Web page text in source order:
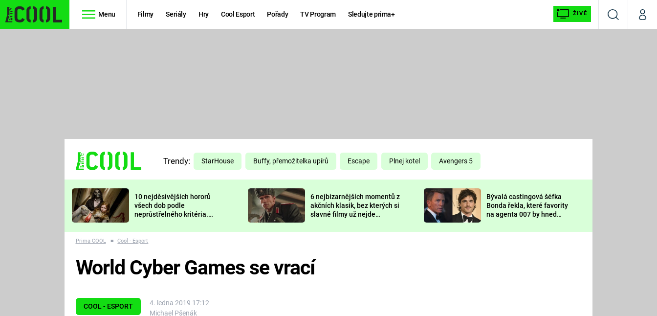
Menu Filmy Seriály Hry Cool Esport Pořady TV Program Sledujte prima+ ŽIVĚ
VyhledáváníMůj
TŘESKU
FUTURAMA
PREDÁTOR
DELIVERANCE
KOMEDIE
CHUCK
NORRIS
DEADPOOL
Prima LAJK
Sledujte nás
Trendy: StarHouse Buffy, přemožitelka upírů Escape Plnej kotel Avengers 5
10 nejděsivějších hororů
všech dob podle
neprůstřelného kritéria.
nejvíc zvednou tep?
6 nejbizarnějších momentů z
akčních klasik, bez kterých si
slavné filmy už nejde
Bývalá castingová šéfka
Bonda řekla, které favority
na agenta 007 by hned
Prima COOL ■ Cool - Esport
COOL - ESPORT
4. ledna 2019 17:12
Michael Pšenák
World Cyber Games se vrací